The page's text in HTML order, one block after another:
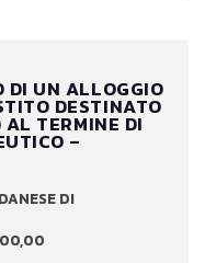
DI UN ALLOGGIO
DESTINATO
TERMINE DI
–
DI